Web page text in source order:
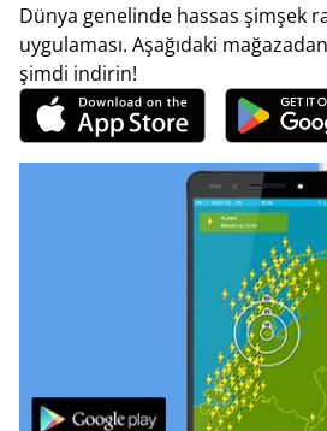
Dünya genelinde hassas şimşek
uygulaması. Aşağıdaki
şimdi indirin!